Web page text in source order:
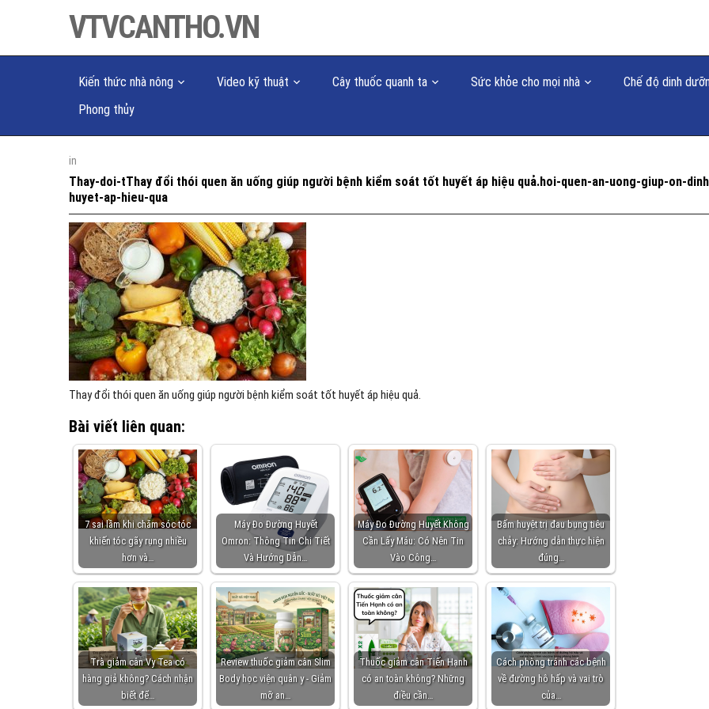
VTVCANTHO.VN
Kiến thức nhà nông Video kỹ thuật Cây thuốc quanh ta Sức khỏe cho mọi nhà
Chế độ dinh
Phong thủy
in
Thay-doi-tThay đổi thói quen ăn uống giúp người bệnh kiểm soát tốt huyết áp hiệu quả.hoi-quen-an-uong-giup-on-
huyet-ap-hieu-qua
Thay đổi thói quen ăn uống giúp người bệnh kiểm soát tốt huyết áp hiệu quả.
Bài viết liên quan:
7 sai lầm khi chăm sóc tóc
khiến tóc gãy rụng nhiều
hơn và…
Máy Đo Đường Huyết
Omron: Thông Tin Chi Tiết
Và Hướng Dẫn…
Máy Đo Đường Huyết Không
Cần Lấy Máu: Có Nên Tin
Vào Công…
Bấm huyệt trị đau bụng tiêu
chảy: Hướng dẫn thực hiện
đúng…
Trà giảm cân Vy Tea có
hàng giả không? Cách nhận
biết để…
Review thuốc giảm cân Slim
Body học viện quân y - Giảm
mỡ an…
Thuốc giảm cân Tiến Hạnh
có an toàn không? Những
điều cần…
Cách phòng tránh các bệnh
về đường hô hấp và vai trò
của…